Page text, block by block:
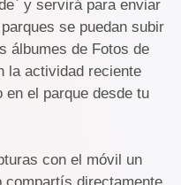
y servirá para enviar
se puedan subir
álbumes de Fotos de
la actividad reciente
el parque desde tu
con el móvil un